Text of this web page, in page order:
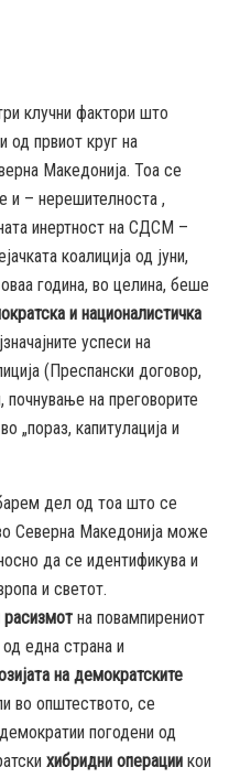
клучни фактори што
од првиот круг на
Македонија. Тоа се
и – нерешителноста ,
инертност на СДСМ –
коалиција од јуни,
година, во целина, беше
и националистичка
успеси на
(Преспански договор,
на преговорите
„пораз, капитулација и
дел од тоа што се
Северна Македонија може
да се идентификува и
и светот.
расизмот на повампирениот
една страна и
на демократските
во општеството, се
погодени од
хибридни операции кои